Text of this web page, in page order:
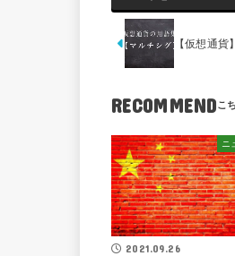
【仮想通貨
RECOMMEND
ニ
2021.09.26